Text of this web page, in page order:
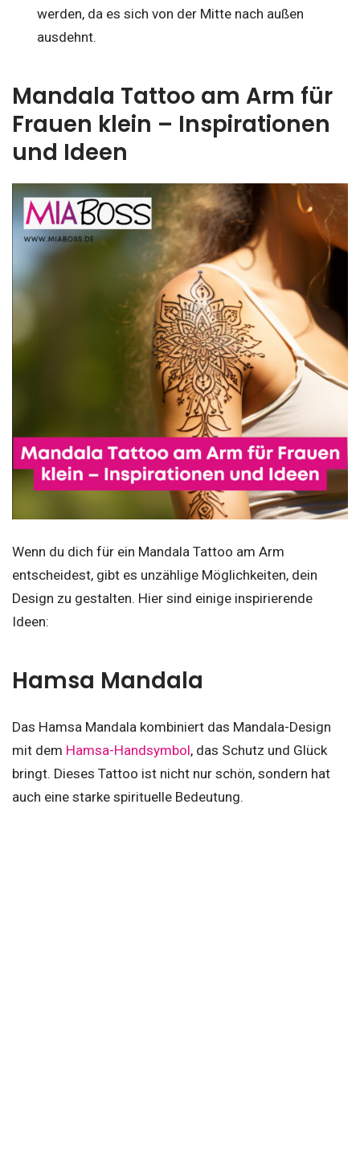
werden, da es sich von der Mitte nach außen
ausdehnt.
Mandala Tattoo am Arm für
Frauen klein – Inspirationen
und Ideen
Wenn du dich für ein Mandala Tattoo am Arm
entscheidest, gibt es unzählige Möglichkeiten, dein
Design zu gestalten. Hier sind einige inspirierende
Ideen:
Hamsa Mandala
Das Hamsa Mandala kombiniert das Mandala-Design
mit dem Hamsa-Handsymbol, das Schutz und Glück
bringt. Dieses Tattoo ist nicht nur schön, sondern hat
auch eine starke spirituelle Bedeutung.